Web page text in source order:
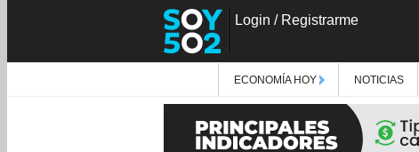
Login / Registrarme
ECONOMÍA HOY NOTICIAS